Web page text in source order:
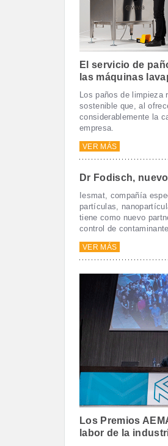
El servicio de
las máquinas
Los paños de limpieza
sostenible que, al
considerablemente la
empresa.
VER MÁS
Dr Fodisch,
Iesmat, compañía
partículas,
tiene como nuevo
control de
VER MÁS
Los Premios
labor de la